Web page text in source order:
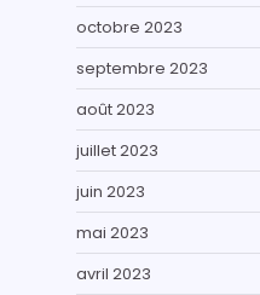
octobre 2023
septembre 2023
août 2023
juillet 2023
juin 2023
mai 2023
avril 2023